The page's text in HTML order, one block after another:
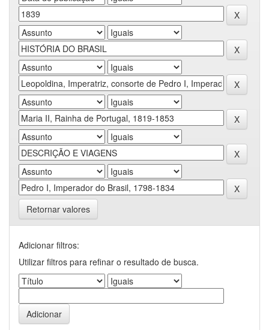
Retornar valores
Adicionar filtros:
Utilizar filtros para refinar o resultado de busca.